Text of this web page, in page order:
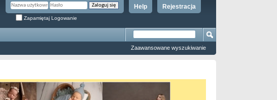
Rejestracja
Help
Zapamiętaj Logowanie
Zaawansowane wyszukiwanie